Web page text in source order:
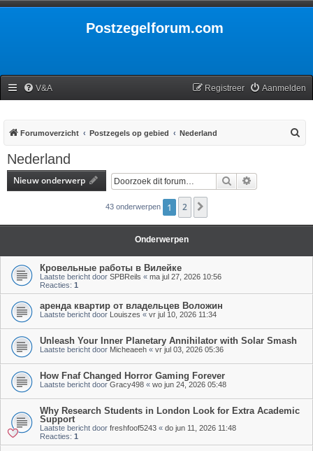
Postzegelforum.com
V&A Aanmelden
Registreer
Forumoverzicht Postzegels op gebied Nederland
Nederland
Nieuw onderwerp Zoek
43 onderwerpen 1 2
Onderwerpen
Кровельные работы в Вилейке
Laatste bericht door SPBReils « ma jul 27, 2026 10:56
Reacties: 1
аренда квартир от владельцев Воложин
Laatste bericht door Louiszes « vr jul 10, 2026 11:34
Unleash Your Inner Planetary Annihilator with Solar Smash
Laatste bericht door Micheaeeh « vr jul 03, 2026 05:36
How Fnaf Changed Horror Gaming Forever
Laatste bericht door Gracy498 « wo jun 24, 2026 05:48
Why Research Students in London Look for Extra Academic
Support
Laatste bericht door freshfoof5243 « do jun 11, 2026 11:48
Reacties: 1